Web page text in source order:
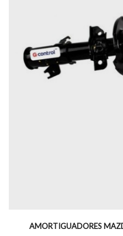
AMORTIGUADORES